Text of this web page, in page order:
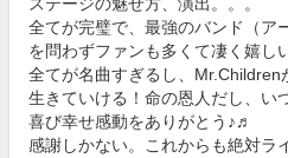
全てが完璧で、最強のバンド（ア
を問わずファンも多くて凄く嬉し
全てが名曲すぎるし、Mr.Children
生きていける！命の恩人だし、い
喜び幸せ感動をありがとう♪♬
感謝しかない。これからも絶対ラ